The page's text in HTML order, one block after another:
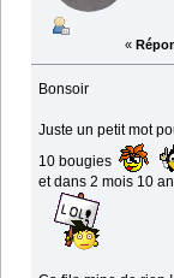
«
Bonsoir
Juste un petit mot
10 bougies
et dans 2 mois 10